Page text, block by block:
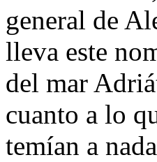
general de
lleva este
del mar
cuanto a lo
temían a